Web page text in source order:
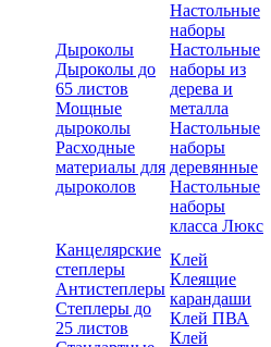
Дыроколы
Дыроколы до
65 листов
Мощные
дыроколы
Расходные
материалы для
дыроколов
Настольные
наборы
Настольные
наборы из
дерева и
металла
Настольные
наборы
деревянные
Настольные
наборы
класса Люкс
Канцелярские
степлеры
Антистеплеры
Степлеры до
25 листов
Клей
Клеящие
карандаши
Клей ПВА
Клей